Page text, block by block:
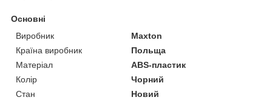
Основні
Виробник
Maxton
Країна виробник
Польща
Матеріал
ABS-пластик
Колір
Чорний
Стан
Новий